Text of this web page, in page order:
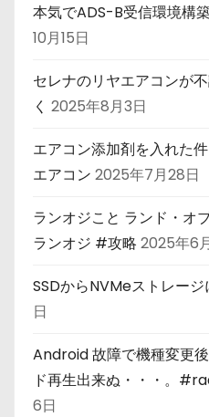
本気でADS-B受信環境構
10月15日
セレナのリヤエアコンが
く 2025年8月3日
エアコン添加剤を入れ
エアコン 2025年7月28日
ランオジこと ランド・
ランオジ #攻略 2025年6
SSDからNVMeストレージ
日
Android 故障で機種変更
ド再生出来ぬ・・・。
6日